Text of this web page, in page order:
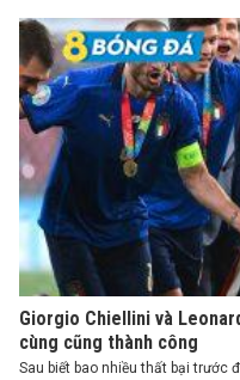
Giorgio Chiellini và
cùng cũng thành công
Sau biết bao nhiều thất bại trước